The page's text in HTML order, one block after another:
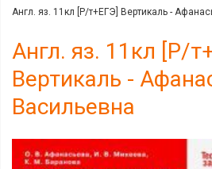
Англ. яз. 11кл [Р/т+ЕГЭ] Вертикаль -
Англ. яз. 11кл [Р/
Вертикаль -
Васильевна